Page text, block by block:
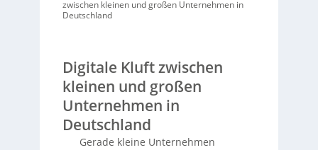
zwischen kleinen und großen Unternehmen in
Deutschland
Digitale Kluft zwischen
kleinen und großen
Unternehmen in
Deutschland
Gerade kleine Unternehmen